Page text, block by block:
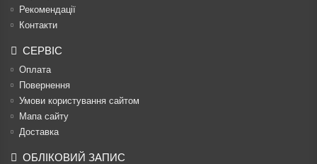
Рекомендації
Контакти
СЕРВІС
Оплата
Повернення
Умови користування сайтом
Мапа сайту
Доставка
ОБЛІКОВИЙ ЗАПИС